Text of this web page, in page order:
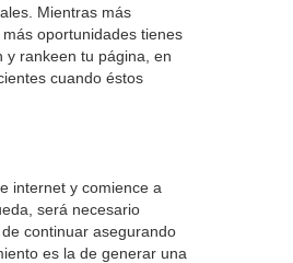
Mientras más
oportunidades tienes
y rankeen tu página, en
cuando éstos
internet y comience a
será necesario
continuar asegurando
es la de generar una